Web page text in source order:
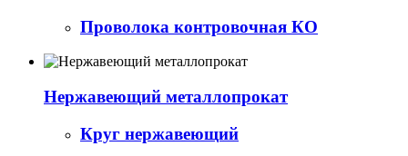
Проволока контровочная КО
Нержавеющий металлопрокат
Круг нержавеющий